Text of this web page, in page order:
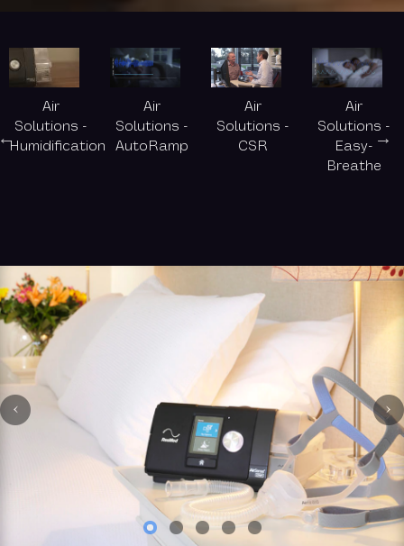
Air
Solutions -
Humidification
Air
Solutions -
AutoRamp
Air
Solutions -
CSR
Air
Solutions -
Easy-
Breathe